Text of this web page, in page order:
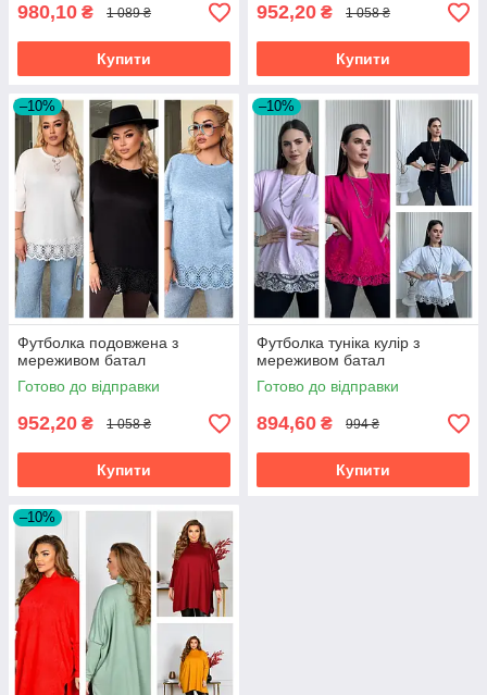
980,10 ₴ 1 089 ₴
Купити
952,20 ₴ 1 058 ₴
Купити
–10%
Футболка подовжена з
мереживом батал
Готово до відправки
952,20 ₴ 1 058 ₴
Купити
–10%
Футболка туніка кулір з
мереживом батал
Готово до відправки
894,60 ₴ 994 ₴
Купити
–10%